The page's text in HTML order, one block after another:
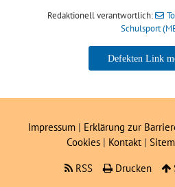
Redaktionell verantwortlich:
Schulsport
Toralf Starke,
Impressum | Erklärung zur
Cookies| Kontakt |
RSS
Drucken